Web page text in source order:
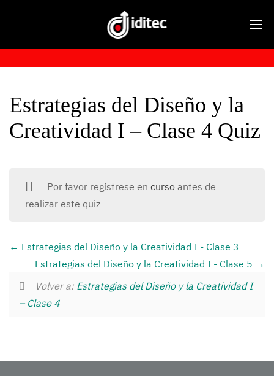
Estrategias del Diseño y la
Creatividad I – Clase 4 Quiz
Por favor regístrese en cursoantes de
realizar este quiz
Estrategias del Diseño y la Creatividad I - Clase 3
Estrategias del Diseño y la Creatividad I - Clase 5
Volver a: Estrategias del Diseño y la Creatividad I
– Clase 4